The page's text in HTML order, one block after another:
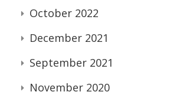
October 2022
December 2021
September 2021
November 2020